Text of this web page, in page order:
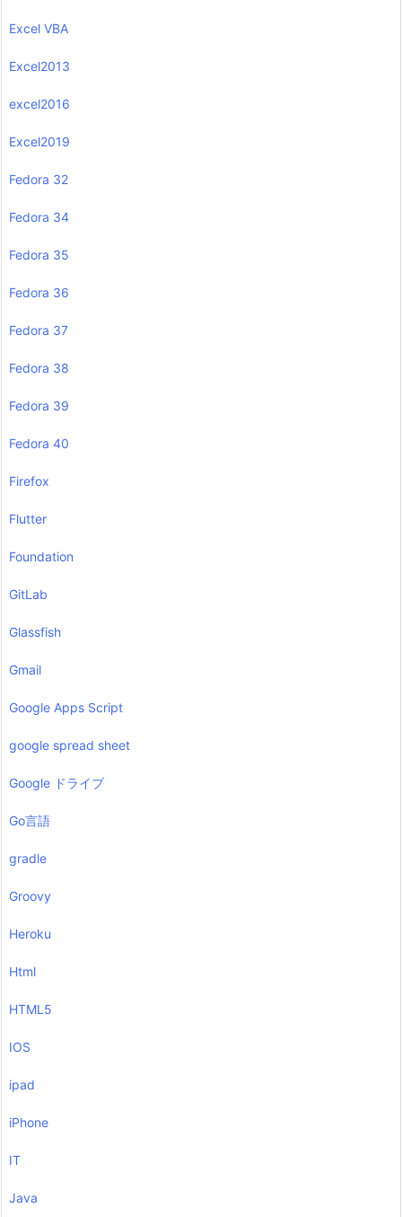
Excel VBA
Excel2013
excel2016
Excel2019
Fedora 32
Fedora 34
Fedora 35
Fedora 36
Fedora 37
Fedora 38
Fedora 39
Fedora 40
Firefox
Flutter
Foundation
GitLab
Glassfish
Gmail
Google Apps Script
google spread sheet
Google ドライブ
Go言語
gradle
Groovy
Heroku
Html
HTML5
IOS
ipad
iPhone
IT
Java